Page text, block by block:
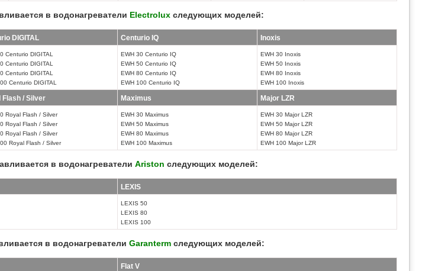
в водонагреватели Electroluxследующих моделей:
DIGITAL Centurio IQ Inoxis
Centurio DIGITAL
Centurio DIGITAL
Centurio DIGITAL
Centurio DIGITAL
EWH 30 Centurio IQ
EWH 50 Centurio IQ
EWH 80 Centurio IQ
EWH 100 Centurio IQ
EWH 30 Inoxis
EWH 50 Inoxis
EWH 80 Inoxis
EWH 100 Inoxis
Flash / Silver Maximus Major LZR
Royal Flash / Silver
Royal Flash / Silver
Royal Flash / Silver
Royal Flash / Silver
EWH 30 Maximus
EWH 50 Maximus
EWH 80 Maximus
EWH 100 Maximus
EWH 30 Major LZR
EWH 50 Major LZR
EWH 80 Major LZR
EWH 100 Major LZR
в водонагреватели Ariston следующих моделей:
LEXIS
LEXIS 50
LEXIS 80
LEXIS 100
в водонагреватели Garantermследующих моделей:
Flat V